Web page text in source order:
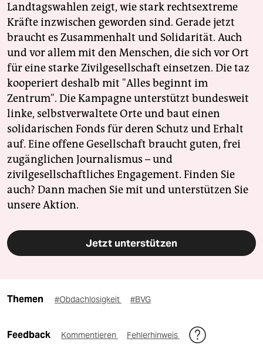
Landtagswahlen zeigt, wie stark rechtsextreme
Kräfte inzwischen geworden sind. Gerade jetzt
braucht es Zusammenhalt und Solidarität. Auch
und vor allem mit den Menschen, die sich vor Ort
für eine starke Zivilgesellschaft einsetzen. Die taz
kooperiert deshalb mit "Alles beginnt im
Zentrum". Die Kampagne unterstützt bundesweit
linke, selbstverwaltete Orte und baut einen
solidarischen Fonds für deren Schutz und Erhalt
auf. Eine offene Gesellschaft braucht guten, frei
zugänglichen Journalismus – und
zivilgesellschaftliches Engagement. Finden Sie
auch? Dann machen Sie mit und unterstützen Sie
unsere Aktion.
Jetzt unterstützen
Themen #Obdachlosigkeit #BVG
Feedback Kommentieren Fehlerhinweis